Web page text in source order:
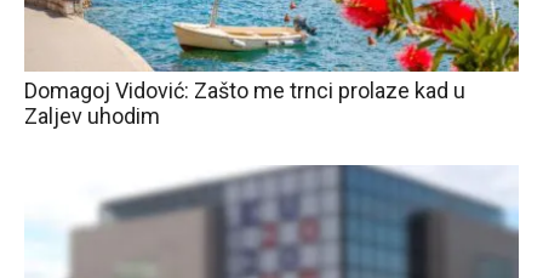
Domagoj Vidović: Zašto me trnci prolaze kad u
Zaljev uhodim